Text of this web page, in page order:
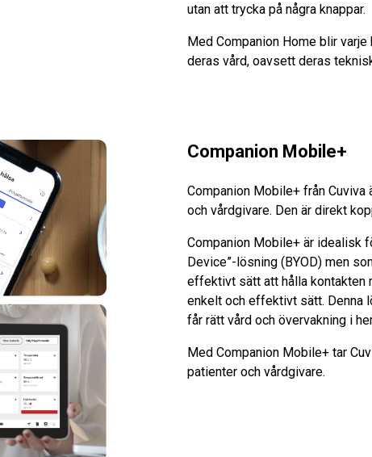
utan att trycka på några knappar.
Med Companion Home blir
deras vård, oavsett deras
Companion Mobile+
Companion Mobile+ från
och vårdgivare. Den är direkt
Companion Mobile+ är idealisk
Device”-lösning (BYOD) men
effektivt sätt att hålla kontakten
enkelt och effektivt sätt. Denna
får rätt vård och övervakning i
Med Companion Mobile+ tar
patienter och vårdgivare.